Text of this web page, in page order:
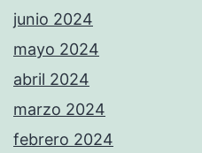
junio 2024
mayo 2024
abril 2024
marzo 2024
febrero 2024